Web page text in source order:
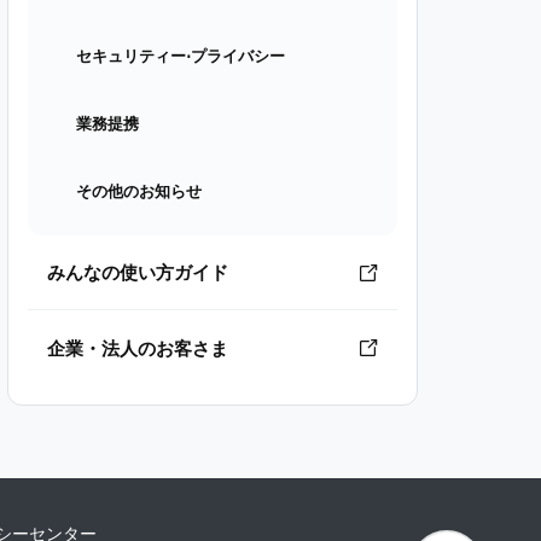
セキュリティー⋅プライバシー
業務提携
その他のお知らせ
みんなの使い方ガイド
企業・法人のお客さま
ーセンター